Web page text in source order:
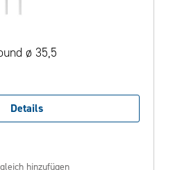
ø 35,5
Details
hinzufügen